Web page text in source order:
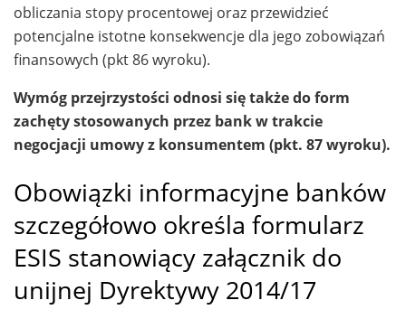
obliczania stopy procentowej oraz przewidzieć
potencjalne istotne konsekwencje dla jego zobowiązań
finansowych (pkt 86 wyroku).
Wymóg przejrzystości odnosi się także do form
zachęty stosowanych przez bank w trakcie
negocjacji umowy z konsumentem (pkt. 87 wyroku).
Obowiązki informacyjne banków
szczegółowo określa formularz
ESIS stanowiący załącznik do
unijnej Dyrektywy 2014/17